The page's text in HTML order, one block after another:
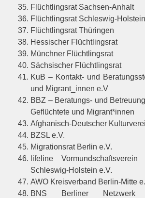
Flüchtlingsrat Sachsen-Anhalt
Flüchtlingsrat Schleswig-Holstein
Flüchtlingsrat Thüringen
Hessischer Flüchtlingsrat
Münchner Flüchtlingsrat
Sächsischer Flüchtlingsrat
KuB – Kontakt- und
und Migrant_innen e.V
BBZ – Beratungs- und
Geflüchtete und Migrant*innen
Afghanisch-Deutscher
BZSL e.V.
Migrationsrat Berlin e.V.
lifeline
Schleswig-Holstein e.V.
AWO Kreisverband Berlin-Mitte
BNS Berliner Netzwerk